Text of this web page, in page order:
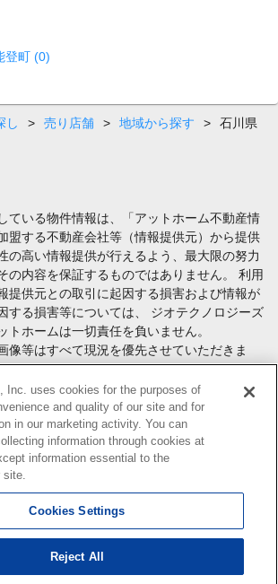
登町 (0)
し > 売り店舗 > 地域から探す > 石川県
ている物件情報は、「アットホーム不動産情
盟する不動産会社等（情報提供元）から提供
の高い情報提供が行えるよう、最大限の努力
の内容を保証するものではありません。 利用
提供元との取引に起因する損害および情報が
する損害等については、 ジオテクノロジーズ
トホームは一切責任を負いません。
像等はすべて現況を優先させていただきま
備、資金調達等を含みます）の際には、内容
、 各情報提供元より十分な説明を受け、ご自
してください。
情報のご掲載、その他不動産業務ソリューシ
産会社様のお問合せはこちら
このサイトに掲載している情報の無断転載を禁止します。著作権
の情報提供者に帰属します。
Inc. uses cookies for the purposes of
and quality of our site and for
in our marketing activity. You can
information through cookies at
information essential to the
site.
Cookies Settings
Reject All